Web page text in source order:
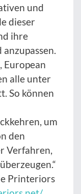
und
dieser
ihre
European
alle unter
So können
um
den
Verfahren,
Printeriors